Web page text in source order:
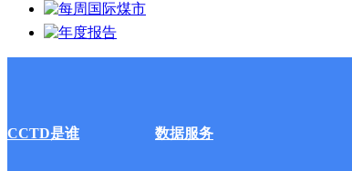
CCTD是谁 数据服务